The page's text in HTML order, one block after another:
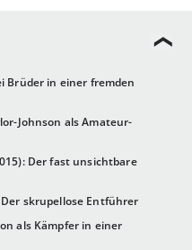
Brüder in einer fremden
Johnson als Amateur-
Der fast unsichtbare
skrupellose Entführer
als Kämpfer in einer